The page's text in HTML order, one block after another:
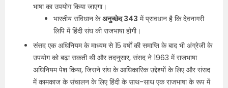
भाषा का उपयोग किया जाएगा।
भारतीय संविधान केअनुच्छेद 343 में प्रावधान है कि देवनागरी
लिपि में हिंदी संघ की राजभाषा होगी।
संसद एक अधिनियम के माध्यम से 15 वर्षों की समाप्ति के बाद भी अंग्रेजी के
उपयोग को बढ़ा सकती थी और तदनुसार, संसद ने 1963 में राजभाषा
अधिनियम पेश किया, जिसने संघ के आधिकारिक उद्देश्यों के लिए और संसद
में कामकाज के संचालन के लिए हिंदी के साथ-साथ एक राजभाषा के रूप में